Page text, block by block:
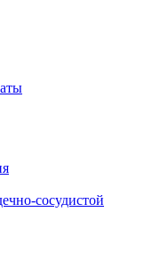
сосудистой